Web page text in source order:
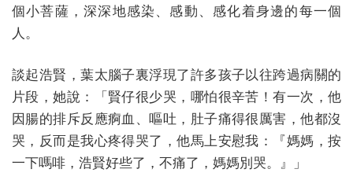
個小菩薩，深深地感染、感動、感化着身邊的每一個
人。
談起浩賢，葉太腦子裏浮現了許多孩子以往跨過病關的
片段，她說：「賢仔很少哭，哪怕很辛苦！有一次，他
因腸的排斥反應痾血、嘔吐，肚子痛得很厲害，他都沒
哭，反而是我心疼得哭了，他馬上安慰我：『媽媽，按
一下嗎啡，浩賢好些了，不痛了，媽媽別哭。』」